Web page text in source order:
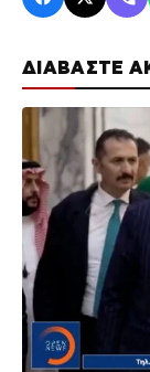
ΔΙΑΒΑΣΤΕ